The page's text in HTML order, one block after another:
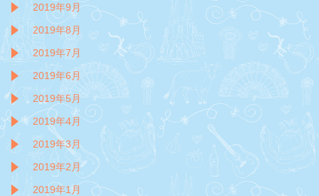
2019年9月
2019年8月
2019年7月
2019年6月
2019年5月
2019年4月
2019年3月
2019年2月
2019年1月